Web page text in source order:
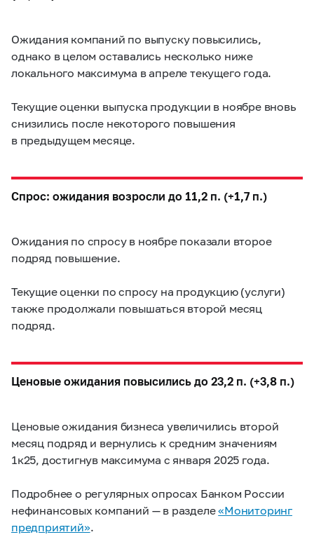
Ожидания компаний по выпуску повысились,
однако в целом оставались несколько ниже
локального максимума в апреле текущего года.
Текущие оценки выпуска продукции в ноябре вновь
снизились после некоторого повышения
в предыдущем месяце.
Спрос: ожидания возросли до 11,2 п. (+1,7 п.)
Ожидания по спросу в ноябре показали второе
подряд повышение.
Текущие оценки по спросу на продукцию (услуги)
также продолжали повышаться второй месяц
подряд.
Ценовые ожидания повысились до 23,2 п. (+3,8 п.)
Ценовые ожидания бизнеса увеличились второй
месяц подряд и вернулись к средним значениям
1к25, достигнув максимума с января 2025 года.
Подробнее о регулярных опросах Банком России
нефинансовых компаний — в разделе«Мониторинг
предприятий».